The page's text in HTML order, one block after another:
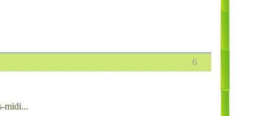
6
midi...